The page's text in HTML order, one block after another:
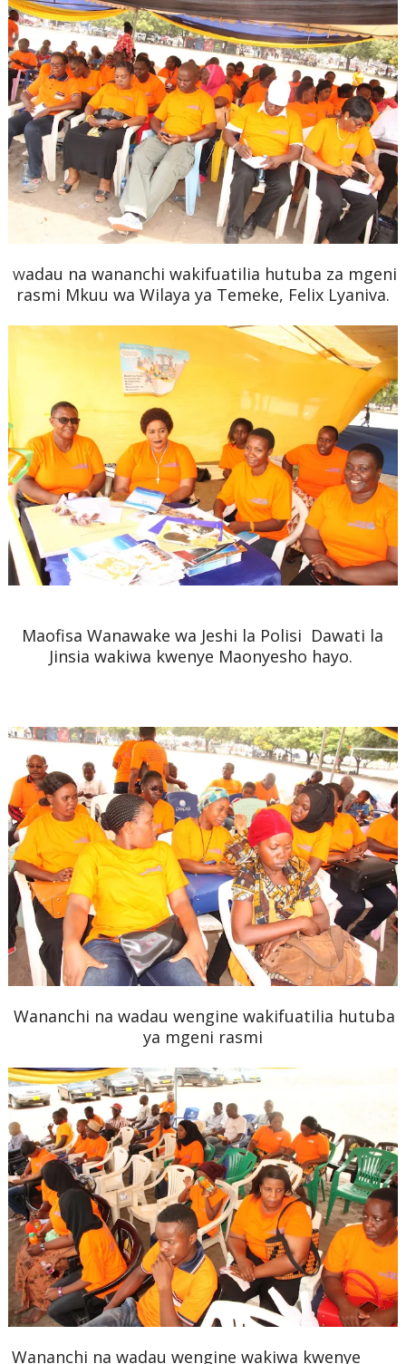
Wadau na wananchi wakifuatilia hutuba za mgeni
rasmi Mkuu wa Wilaya ya Temeke, Felix Lyaniva.
Maofisa Wanawake wa Jeshi la Polisi Dawati la
Jinsia wakiwa kwenye Maonyesho hayo.
Wananchi na wadau wengine wakifuatilia hutuba
ya mgeni rasmi
Wananchi na wadau wengine wakiwa kwenye